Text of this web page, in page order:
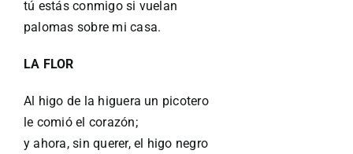
tú estás conmigo si vuelan
palomas sobre mi casa.
LA FLOR
Al higo de la higuera un picotero
le comió el corazón;
y ahora, sin querer, el higo negro